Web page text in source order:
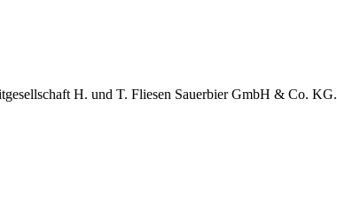
H. und T. Fliesen Sauerbier GmbH & Co. KG.